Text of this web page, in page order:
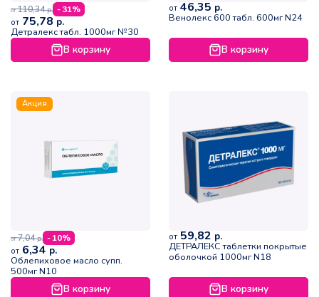
от 110,34р. - 31%
от 75,78 р.
Детралекс табл. 1000мг №30
В корзину
от 46,35 р.
Венолекс 600 табл. 600мг N24
В корзину
Акция
от 7,04р. - 10%
от 6,34 р.
Облепиховое масло супп.
500мг N10
В корзину
от 59,82 р.
ДЕТРАЛЕКС таблетки покрытые
оболочкой 1000мг N18
В корзину